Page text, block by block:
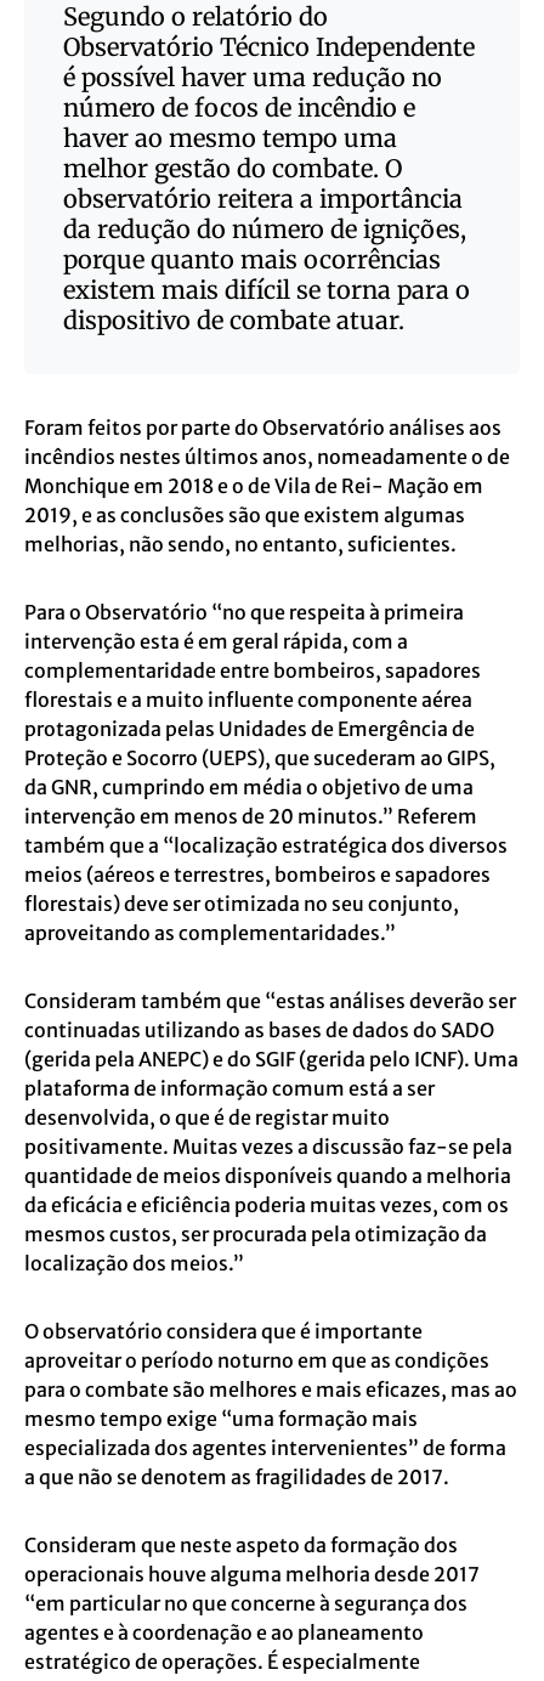
Segundo o relatório do
Observatório Técnico Independente
é possível haver uma redução no
número de focos de incêndio e
haver ao mesmo tempo uma
melhor gestão do combate. O
observatório reitera a importância
da redução do número de ignições,
porque quanto mais ocorrências
existem mais difícil se torna para o
dispositivo de combate atuar.
Foram feitos por parte do Observatório análises aos
incêndios nestes últimos anos, nomeadamente o de
Monchique em 2018 e o de Vila de Rei- Mação em
2019, e as conclusões são que existem algumas
melhorias, não sendo, no entanto, suficientes.
Para o Observatório “no que respeita à primeira
intervenção esta é em geral rápida, com a
complementaridade entre bombeiros, sapadores
florestais e a muito influente componente aérea
protagonizada pelas Unidades de Emergência de
Proteção e Socorro (UEPS), que sucederam ao GIPS,
da GNR, cumprindo em média o objetivo de uma
intervenção em menos de 20 minutos.” Referem
também que a “localização estratégica dos diversos
meios (aéreos e terrestres, bombeiros e sapadores
florestais) deve ser otimizada no seu conjunto,
aproveitando as complementaridades.”
Consideram também que “estas análises deverão ser
continuadas utilizando as bases de dados do SADO
(gerida pela ANEPC) e do SGIF (gerida pelo ICNF). Uma
plataforma de informação comum está a ser
desenvolvida, o que é de registar muito
positivamente. Muitas vezes a discussão faz-se pela
quantidade de meios disponíveis quando a melhoria
da eficácia e eficiência poderia muitas vezes, com os
mesmos custos, ser procurada pela otimização da
localização dos meios.”
O observatório considera que é importante
aproveitar o período noturno em que as condições
para o combate são melhores e mais eficazes, mas ao
mesmo tempo exige “uma formação mais
especializada dos agentes intervenientes” de forma
a que não se denotem as fragilidades de 2017.
Consideram que neste aspeto da formação dos
operacionais houve alguma melhoria desde 2017
“em particular no que concerne à segurança dos
agentes e à coordenação e ao planeamento
estratégico de operações. É especialmente